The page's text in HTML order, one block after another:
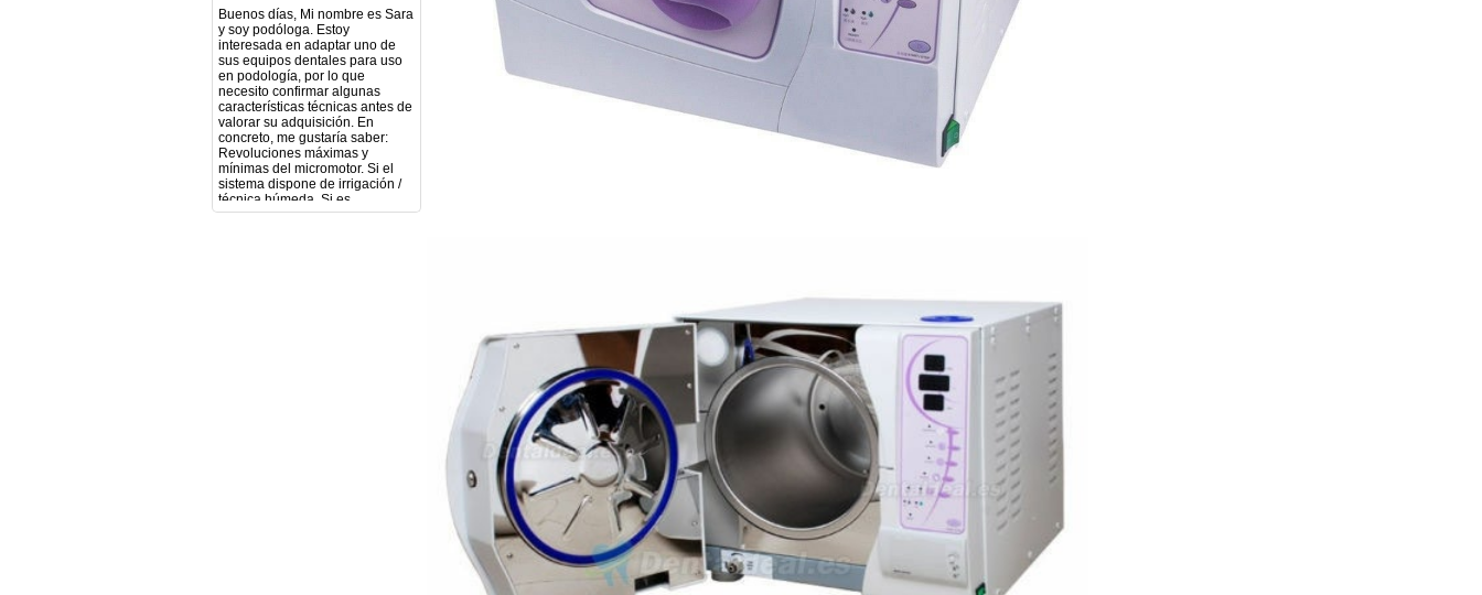
interesada en adaptar uno de
sus equipos dentales para uso
en podología, por lo que
necesito confirmar algunas
características técnicas antes de
valorar su adquisición. En
concreto, me gustaría saber:
Revoluciones máximas y
mínimas del micromotor. Si el
sistema dispone de irrigación /
técnica húmeda. Si es
compatible con mango recto
(pieza recta para fresas de
podología). Velocidad del